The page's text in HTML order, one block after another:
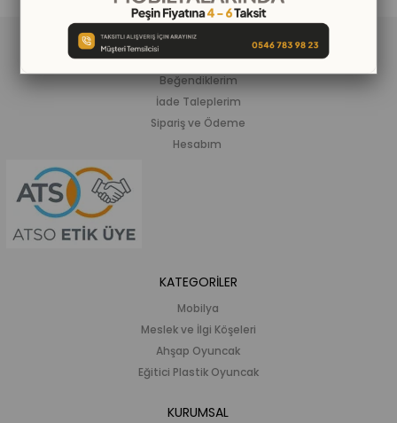
ALIŞVERİŞ BİLGİLERİ
Siparişlerim
Beğendiklerim
İade Taleplerim
Sipariş ve Ödeme
Hesabım
KATEGORİLER
Mobilya
Meslek ve İlgi Köşeleri
Ahşap Oyuncak
Eğitici Plastik Oyuncak
KURUMSAL